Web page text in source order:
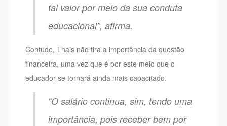
tal valor por meio da sua conduta
educacional”, afirma.
Contudo, Thais não tira a importância da questão
financeira, uma vez que é por este meio que o
educador se tornará ainda mais capacitado.
“O salário continua, sim, tendo uma
importância, pois receber bem por